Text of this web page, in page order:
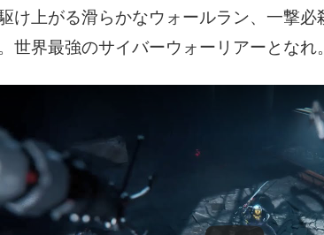
け上がる滑らかなウォールラン、一撃
世界最強のサイバーウォーリアーとなれ。